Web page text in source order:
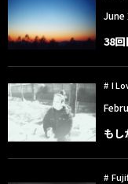
June
38
I
もし